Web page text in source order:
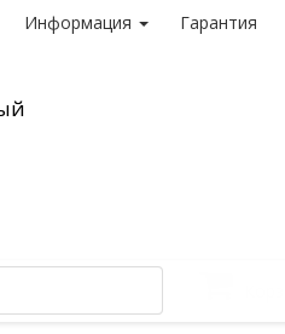
Информация Гарантия